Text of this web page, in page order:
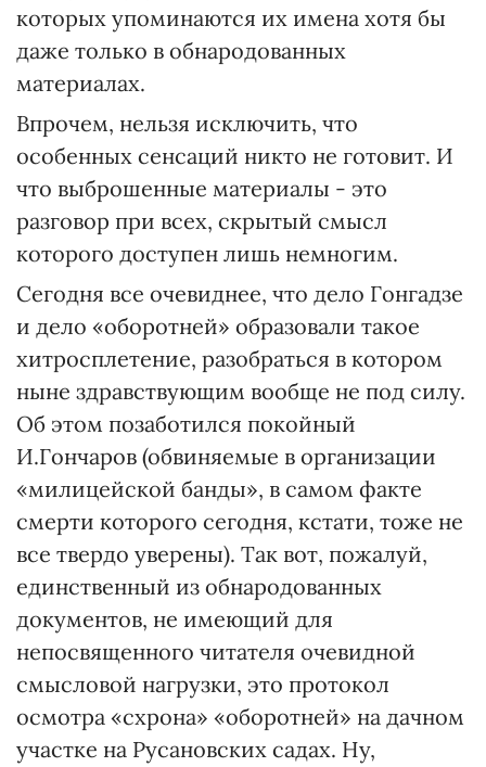
которых упоминаются их имена хотя бы
даже только в обнародованных
материалах.
Впрочем, нельзя исключить, что
особенных сенсаций никто не готовит. И
что выброшенные материалы - это
разговор при всех, скрытый смысл
которого доступен лишь немногим.
Сегодня все очевиднее, что дело Гонгадзе
и дело «оборотней» образовали такое
хитросплетение, разобраться в котором
ныне здравствующим вообще не под силу.
Об этом позаботился покойный
И.Гончаров (обвиняемые в организации
«милицейской банды», в самом факте
смерти которого сегодня, кстати, тоже не
все твердо уверены). Так вот, пожалуй,
единственный из обнародованных
документов, не имеющий для
непосвященного читателя очевидной
смысловой нагрузки, это протокол
осмотра «схрона» «оборотней» на дачном
участке на Русановских садах. Ну,